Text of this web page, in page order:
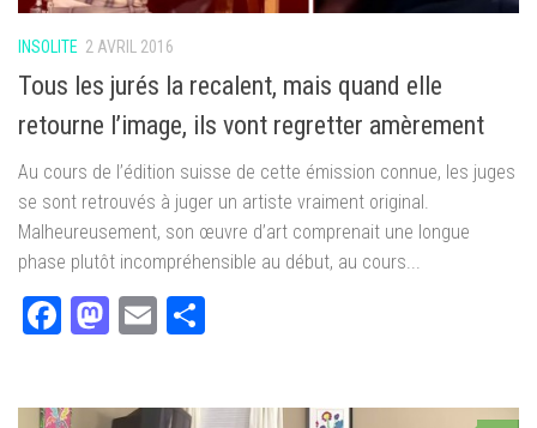
INSOLITE 2 AVRIL 2016
Tous les jurés la recalent, mais quand elle
retourne l’image, ils vont regretter amèrement
Au cours de l’édition suisse de cette émission connue, les juges
se sont retrouvés à juger un artiste vraiment original.
Malheureusement, son œuvre d’art comprenait une longue
phase plutôt incompréhensible au début, au cours...
Facebook
Mastodon
Email